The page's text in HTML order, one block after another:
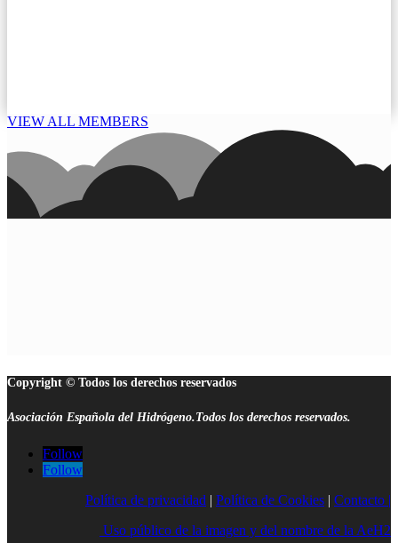
VIEW ALL MEMBERS
Copyright © Todos los derechos reservados
Asociación Española del Hidrógeno.Todos los derechos reservados.
Follow
Follow
Política de privacidad | Política de Cookies | Contacto |
Uso público de la imagen y del nombre de la AeH2